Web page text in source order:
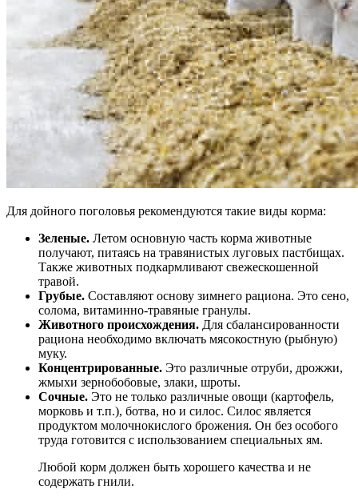
Для дойного поголовья рекомендуются такие виды корма:
Зеленые. Летом основную часть корма животные
получают, питаясь на травянистых луговых пастбищах.
Также животных подкармливают свежескошенной
травой.
Грубые. Составляют основу зимнего рациона. Это сено,
солома, витаминно-травяные гранулы.
Животного происхождения. Для сбалансированности
рациона необходимо включать мясокостную (рыбную)
муку.
Концентрированные. Это различные отруби, дрожжи,
жмыхи зернобобовые, злаки, шроты.
Сочные. Это не только различные овощи (картофель,
морковь и т.п.), ботва, но и силос. Силос является
продуктом молочнокислого брожения. Он без особого
труда готовится с использованием специальных ям.
Любой корм должен быть хорошего качества и не
содержать гнили.